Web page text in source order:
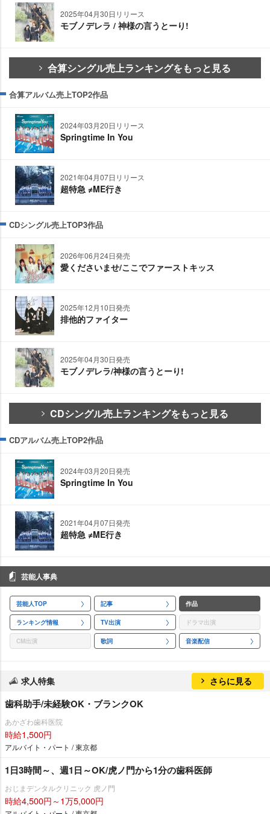
2025年04月30日リリース
モブノデレラ / 神様の言うとーり!
合算シングル売上ランキングをもっと見る
合算アルバム売上TOP2作品
2024年03月20日リリース
Springtime In You
2021年04月07日リリース
超特急 ≠ME行き
CDシングル売上TOP3作品
2026年06月24日発売
愛くださいませ/ここでファーストキッス
2025年12月10日発売
排他的ファイター
2025年04月30日発売
モブノデレラ/神様の言うとーり!
CDシングル売上ランキングをもっと見る
CDアルバム売上TOP2作品
2024年03月20日発売
Springtime In You
2021年04月07日発売
超特急 ≠ME行き
芸能人事典
芸能人TOP 記事 作品
ランキング情報 TV出演 ドラマ出演
CM出演 歌詞 音楽配信
求人特集 さらに見る
歯科助手/未経験OK・ブランクOK
あかざわ歯科医院
時給1,500円
アルバイト・パート / 東京都
1日3時間～、週1日～OK/虎ノ門から1分の歯科医師
おじまデンタルクリニック 虎ノ門
時給4,500円～1万5,000円